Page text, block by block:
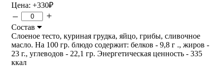
Цена: +330₽
– +
Состав
Слоеное тесто, куриная грудка, яйцо, грибы, сливочное
масло. На 100 гр. блюдо содержит: белков - 9,8 г ., жиров -
23 г., углеводов - 22,1 гр. Энергетическая ценность - 335
ккал